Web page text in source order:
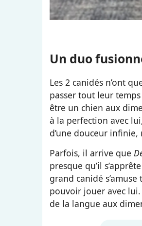
Un duo
Les 2 canidés n’ont
passer tout leur
être un chien aux
à la perfection avec
d’une douceur
Parfois, il arrive que
presque qu’il
grand canidé
pouvoir jouer avec
de la langue aux